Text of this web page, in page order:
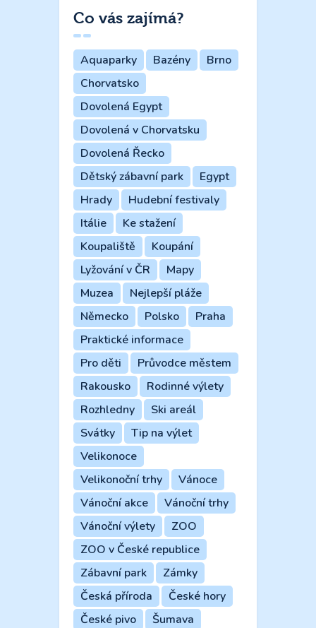
Co vás zajímá?
Aquaparky Bazény
Brno
Chorvatsko
Dovolená Egypt
Dovolená v Chorvatsku
Dovolená Řecko
Dětský zábavní park
Egypt
Hrady
Hudební festivaly
Itálie
Ke stažení
Koupaliště
Koupání
Lyžování v ČR
Mapy
Muzea
Nejlepší pláže
Německo
Polsko
Praha
Praktické informace
Pro děti
Průvodce městem
Rakousko
Rodinné výlety
Rozhledny
Ski areál
Svátky
Tip na výlet
Velikonoce
Velikonoční trhy
Vánoce
Vánoční akce
Vánoční trhy
Vánoční výlety
ZOO
ZOO v České republice
Zábavní park
Zámky
Česká příroda
České hory
České pivo
Šumava